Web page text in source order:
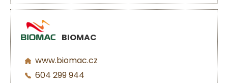
BIOMAC
www.biomac.cz
604 299 944